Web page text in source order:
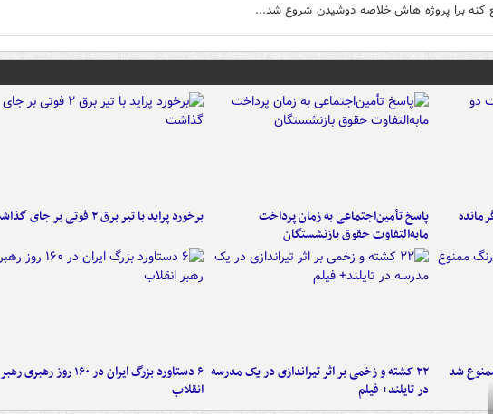
کنه برا پروژه هاش خلاصه دوشیدن شروع شد...
پاسخ تأمین‌اجتماعی به زمان پرداخت
مابه‌التفاوت حقوق بازنشستگان
برخورد پراید با تیر برق ۲ فوتی بر جای گذاشت
شد
۲۲ کشته و زخمی بر اثر تیراندازی در یک مدرسه
در تایلند+ فیلم
۶ دستاورد بزرگ ایران در ۱۶۰ روز رهبری رهبر
انقلاب